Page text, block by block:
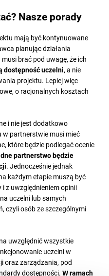
Nasze porady
mają być kontynuowane
planując działania
brać pod uwagę, że ich
dostępność uczelni, a nie
projektu. Lepiej więc
o racjonalnych kosztach
i nie jest dodatkowo
w partnerstwie musi mieć
które będzie podlegać ocenie
partnerstwo będzie
. Jednocześnie jednak
każdym etapie muszą być
z uwzględnieniem opinii
uczelni lub samych
czyli osób ze szczególnymi
uwzględnić wszystkie
uczelni w
oraz zarządzania, pod
dostępności. W ramach